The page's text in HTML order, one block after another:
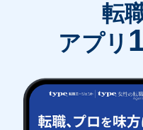
転
アプリ